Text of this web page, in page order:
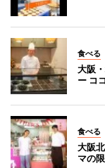
食べる
大阪
ー コ
食べる
大阪
マの